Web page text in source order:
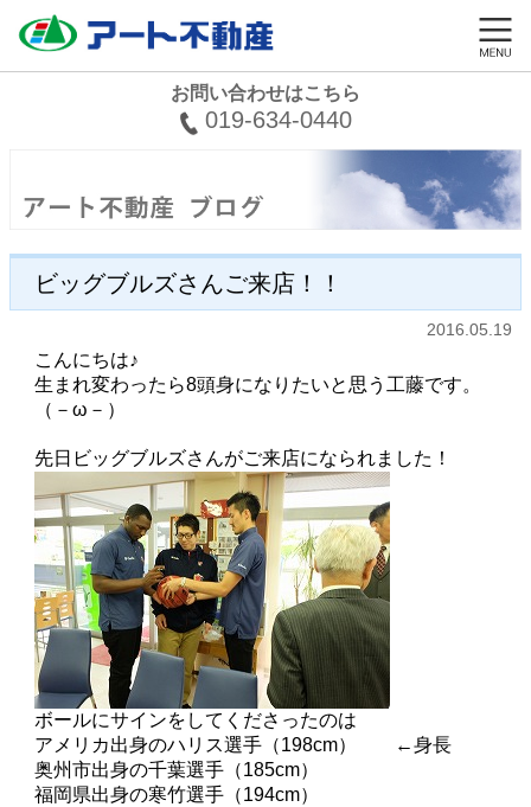
お問い合わせはこちら
019-634-0440
ビッグブルズさんご来店！！
2016.05.19
こんにちは♪
生まれ変わったら8頭身になりたいと思う工藤です。
（－ω－）
先日ビッグブルズさんがご来店になられました！
ボールにサインをしてくださったのは
アメリカ出身のハリス選手（198cm） ←身長
奥州市出身の千葉選手（185cm）
福岡県出身の寒竹選手（194cm）